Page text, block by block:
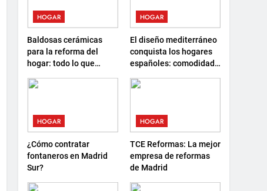
HOGAR
Baldosas cerámicas
para la reforma del
hogar: todo lo que
elegir
HOGAR
El diseño mediterráneo
conquista los hogares
españoles: comodidad,
formas de descanso
HOGAR
¿Cómo contratar
fontaneros en Madrid
Sur?
HOGAR
TCE Reformas: La mejor
empresa de reformas
de Madrid